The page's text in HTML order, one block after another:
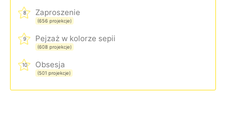
8 Zaproszenie
(656 projekcje)
9 Pejzaż w kolorze sepii
(608 projekcje)
10 Obsesja
(501 projekcje)